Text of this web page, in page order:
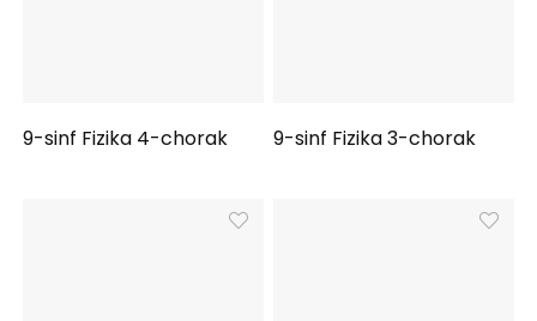
9-sinf Fizika 4-chorak 9-sinf Fizika 3-chorak